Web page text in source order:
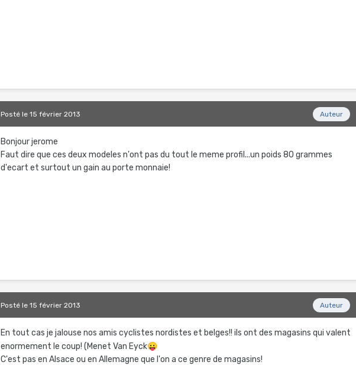
Auteur
Postéle 15 février 2013
Bonjour jerome
Faut dire que ces deux modeles n'ont pas du tout le meme profil...un poids 80 grammes
d'ecart et surtout un gain au porte monnaie!
Auteur
Postéle 15 février 2013
En tout cas je jalouse nos amis cyclistes nordistes et belges!! ils ont des magasins qui valent
enormement le coup! (Menet Van Eyck😛
C'est pas en Alsace ou en Allemagne que l'on a ce genre de magasins!